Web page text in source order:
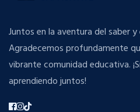
Juntos en la aventura del saber
Agradecemos profundamente
vibrante comunidad educativa.
aprendiendo juntos!